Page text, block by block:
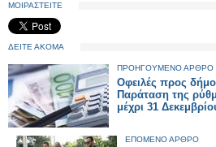
ΜΟΙΡΑΣΤΕΙΤΕ
ΔΕΙΤΕ ΑΚΟΜΑ
ΠΡΟΗΓΟΥΜΕΝΟ ΑΡΘΡΟ
Οφειλές προς
Παράταση της
μέχρι 31
ΕΠΟΜΕΝΟ ΑΡΘΡΟ